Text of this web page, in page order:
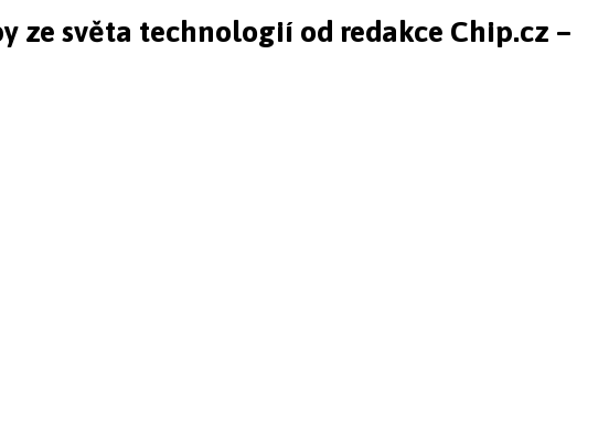
ze světa technologií od redakce Chip.cz –